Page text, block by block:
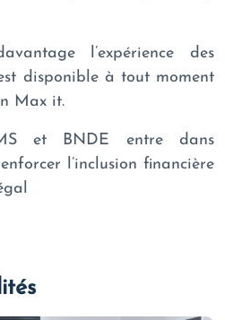
l’expérience des
disponible à tout moment
Max it.
et BNDE entre dans
l’inclusion financière